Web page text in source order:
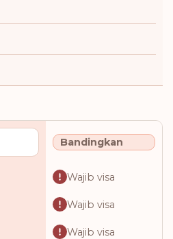
Bandingkan
Wajib visa
Wajib visa
Wajib visa